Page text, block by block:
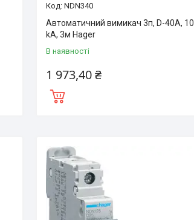
NDN340
Автоматичний вимикач 3п, D-40А, 10
kA, 3м Hager
В наявності
1 973,40 ₴